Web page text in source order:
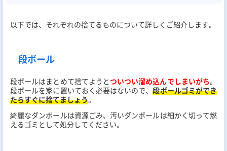
以下では、それぞれの捨てるものについて詳しくご紹介します。
段ボール
段ボールはまとめて捨てようと ついつい溜め込んでしまいがち。
段ボールを家に置いておく必要はないので、段ボールゴミができ
たらすぐに捨てましょう。
綺麗なダンボールは資源ごみ、汚いダンボールは細かく切って燃
えるゴミとして処分してください。